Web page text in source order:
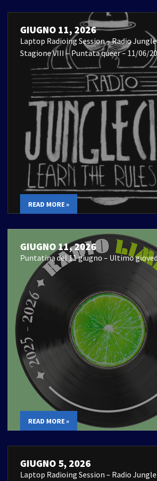
GIUGNO 11, 2026
Laptop Radioing Session – Radio
Stagione VIII – Puntata queer – 11/06/
READ MORE »
GIUGNO 11, 2026
Puntatina del 11 giugno – Ultimo
READ MORE »
GIUGNO 5, 2026
Laptop Radioing Session – Radio